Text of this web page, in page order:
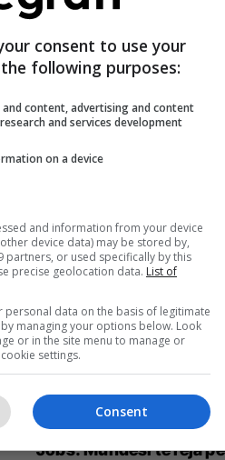
Konkurset e javës në
Jobs: Mundësi të reja
consent to use your
following purposes:
content, advertising and content
and services development
on a device
and information from your device
device data) may be stored by,
partners, or used specifically by this
precise geolocation data. List of
personal data on the basis of legitimate
managing your options below. Look
or in the site menu to manage or
settings.
Consent